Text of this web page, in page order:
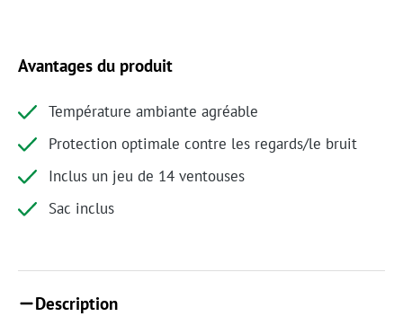
Avantages du produit
Température ambiante agréable
Protection optimale contre les regards/le bruit
Inclus un jeu de 14 ventouses
Sac inclus
Description